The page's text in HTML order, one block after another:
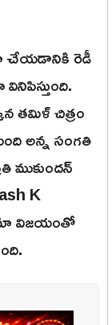
చేయడానికి రెడీ
తమిళ్ చిత్రం
అన్న సంగతి
ముకుందన్
K
విజయంతో